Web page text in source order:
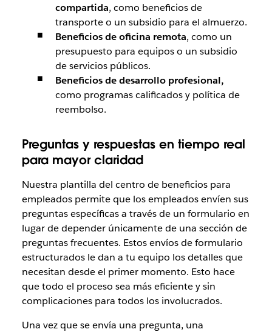
compartida, como beneficios de
transporte o un subsidio para el almuerzo.
Beneficios de oficina remota, como un
presupuesto para equipos o un subsidio
de servicios públicos.
Beneficios de desarrollo profesional,
como programas calificados y política de
reembolso.
Preguntas y respuestasen tiempo real
para mayor claridad
Nuestra plantilla del centro de beneficios para
empleados permite que los empleados envíen sus
preguntas específicas a través de un formulario en
lugar de depender únicamente de una sección de
preguntas frecuentes. Estos envíos de formulario
estructurados le dan a tu equipo los detalles que
necesitan desde el primer momento. Esto hace
que todo el proceso sea más eficiente y sin
complicaciones para todos los involucrados.
Una vez que se envía una pregunta, una